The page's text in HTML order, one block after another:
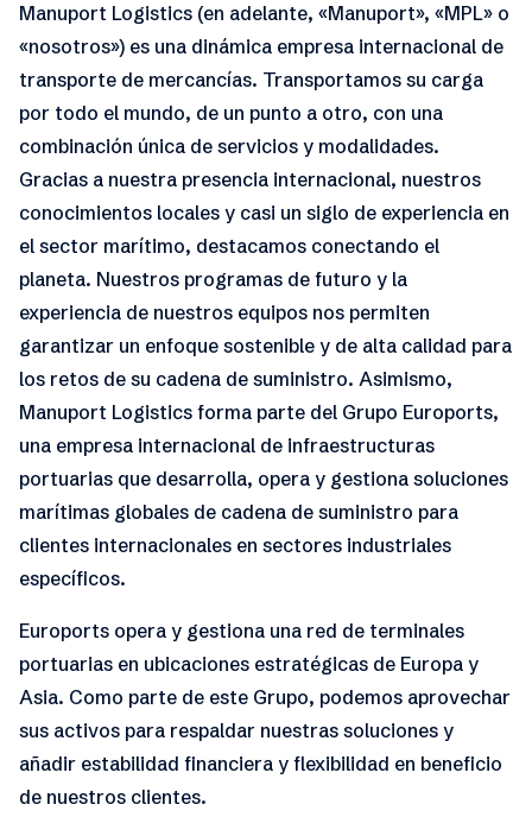
Manuport Logistics (en adelante, «Manuport», «MPL» o
«nosotros») es una dinámica empresa internacional de
transporte de mercancías. Transportamos su carga
por todo el mundo, de un punto a otro, con una
combinación única de servicios y modalidades.
Gracias a nuestra presencia internacional, nuestros
conocimientos locales y casi un siglo de experiencia en
el sector marítimo, destacamos conectando el
planeta. Nuestros programas de futuro y la
experiencia de nuestros equipos nos permiten
garantizar un enfoque sostenible y de alta calidad para
los retos de su cadena de suministro. Asimismo,
Manuport Logistics forma parte del Grupo Euroports,
una empresa internacional de infraestructuras
portuarias que desarrolla, opera y gestiona soluciones
marítimas globales de cadena de suministro para
clientes internacionales en sectores industriales
específicos.
Euroports opera y gestiona una red de terminales
portuarias en ubicaciones estratégicas de Europa y
Asia. Como parte de este Grupo, podemos aprovechar
sus activos para respaldar nuestras soluciones y
añadir estabilidad financiera y flexibilidad en beneficio
de nuestros clientes.